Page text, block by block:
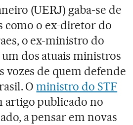
(UERJ) gaba-se de
como o ex-diretor do
o ex-ministro do
dos atuais ministros
vozes de quem defende
Oministro do STF
artigo publicado no
a pensar em novas